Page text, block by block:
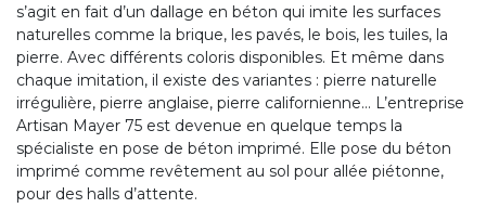
s’agit en fait d’un dallage en béton qui imite les surfaces
naturelles comme la brique, les pavés, le bois, les tuiles, la
pierre. Avec différents coloris disponibles. Et même dans
chaque imitation, il existe des variantes : pierre naturelle
irrégulière, pierre anglaise, pierre californienne… L’entreprise
Artisan Mayer 75 est devenue en quelque temps la
spécialiste en pose de béton imprimé. Elle pose du béton
imprimé comme revêtement au sol pour allée piétonne,
pour des halls d’attente.